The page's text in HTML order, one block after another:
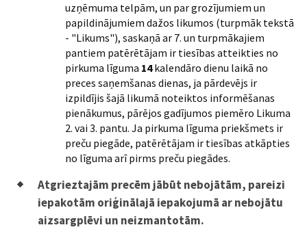
uzņēmuma telpām, un par grozījumiem un
papildinājumiem dažos likumos (turpmāk tekstā
- "Likums"), saskaņā ar 7. un turpmākajiem
pantiem patērētājam ir tiesības atteikties no
pirkuma līguma 14kalendāro dienu laikā no
preces saņemšanas dienas, ja pārdevējs ir
izpildījis šajā likumā noteiktos informēšanas
pienākumus, pārējos gadījumos piemēro Likuma
2. vai 3. pantu. Ja pirkuma līguma priekšmets ir
preču piegāde, patērētājam ir tiesības atkāpties
no līguma arī pirms preču piegādes.
Atgrieztajām precēm jābūt nebojātām, pareizi
iepakotām oriģinālajā iepakojumā ar nebojātu
aizsargplēvi un neizmantotām.